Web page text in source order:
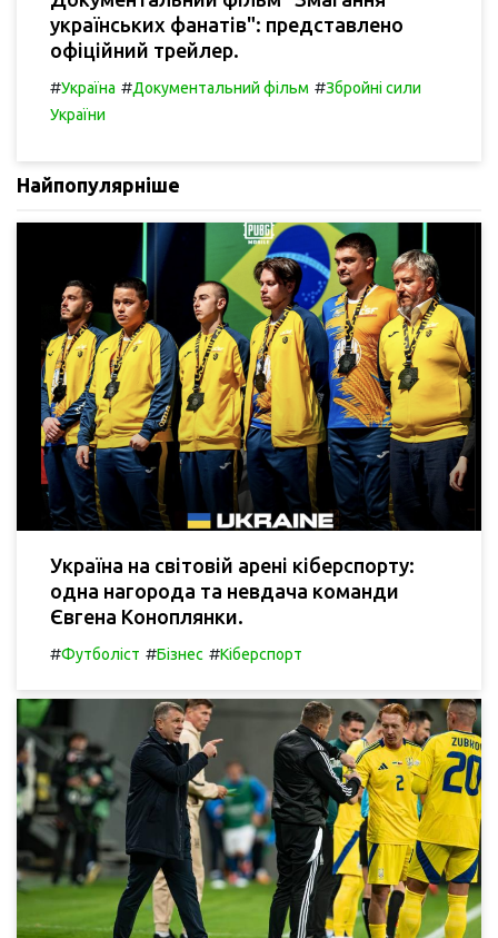
українських фанатів": представлено
офіційний трейлер.
#Україна #Документальний фільм #Збройні сили
України
Найпопулярніше
Україна на світовій арені кіберспорту:
одна нагорода та невдача команди
Євгена Коноплянки.
#Футболіст #Бізнес #Кіберспорт